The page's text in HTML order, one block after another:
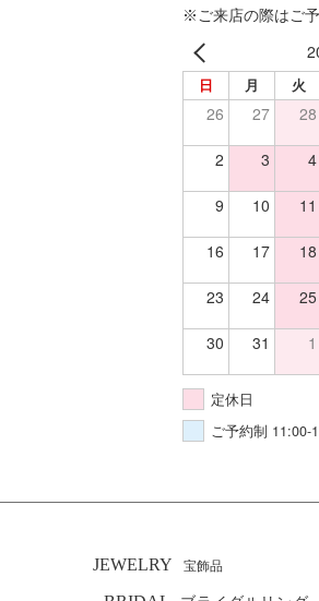
※ご来店の際はご
日 月 火
26 27 28
2 3 4
9 10 11
16 17 18
23 24 25
30 31 1
定休日
ご予約制 11:00-
JEWELRY 宝飾品